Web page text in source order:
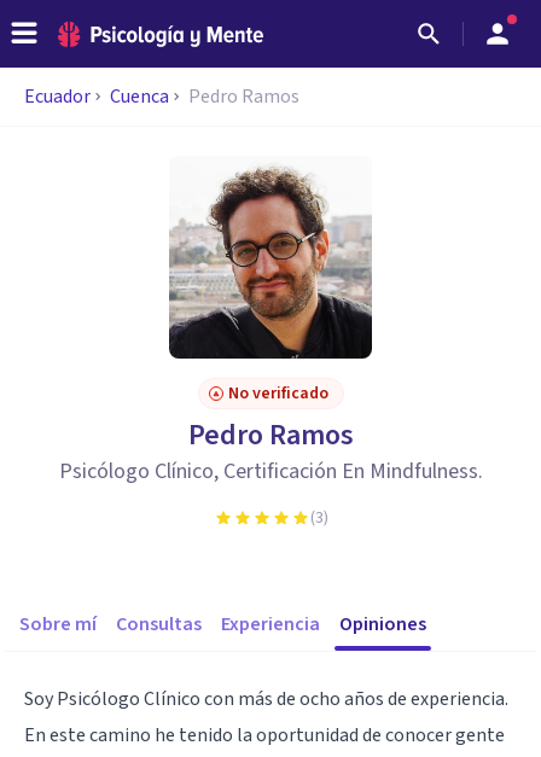
Ecuador Cuenca Pedro Ramos
No verificado
Pedro Ramos
Psicólogo Clínico, Certificación En Mindfulness.
(3)
Sobre mí Consultas Experiencia Opiniones
Soy Psicólogo Clínico con más de ocho años de experiencia.
En este camino he tenido la oportunidad de conocer gente